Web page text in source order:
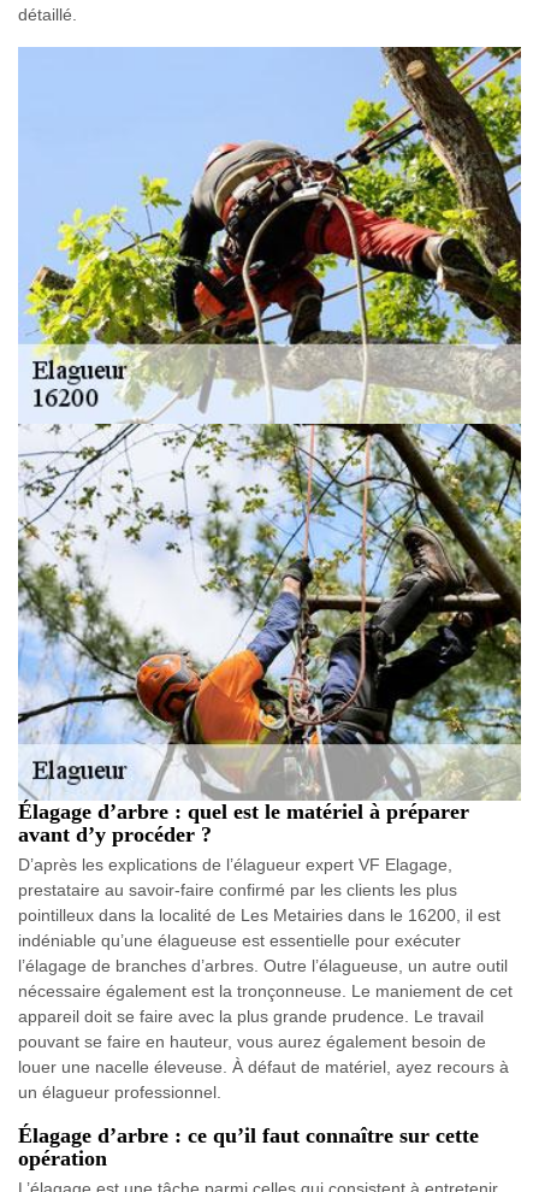
détaillé.
Élagage d’arbre : quel est le matériel à préparer
avant d’y procéder ?
D’après les explications de l’élagueur expert VF Elagage,
prestataire au savoir-faire confirmé par les clients les plus
pointilleux dans la localité de Les Metairies dans le 16200, il est
indéniable qu’une élagueuse est essentielle pour exécuter
l’élagage de branches d’arbres. Outre l’élagueuse, un autre outil
nécessaire également est la tronçonneuse. Le maniement de cet
appareil doit se faire avec la plus grande prudence. Le travail
pouvant se faire en hauteur, vous aurez également besoin de
louer une nacelle éleveuse. À défaut de matériel, ayez recours à
un élagueur professionnel.
Élagage d’arbre : ce qu’il faut connaître sur cette
opération